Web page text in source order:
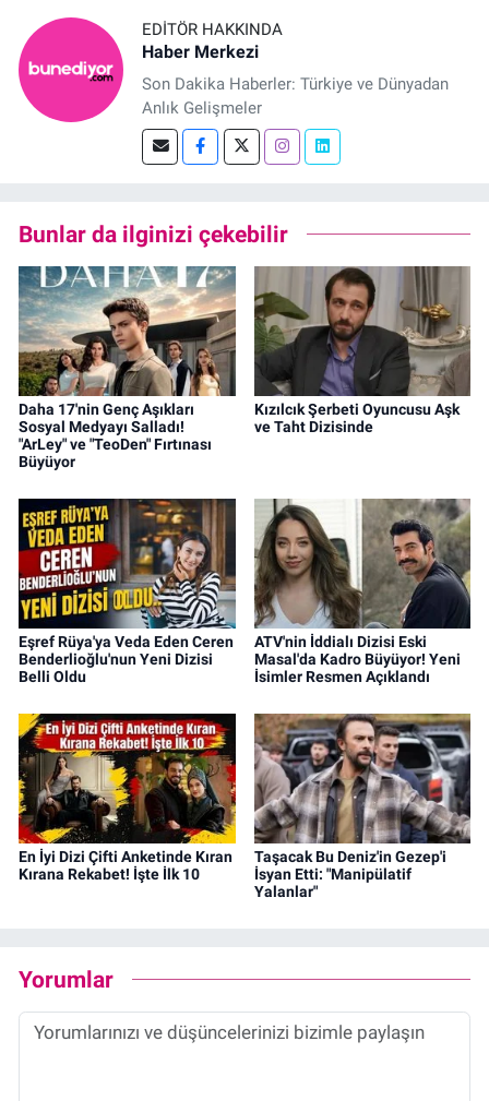
EDITÖR HAKKINDA
Haber Merkezi
Son Dakika Haberler: Türkiye ve Dünyadan
Anlık Gelişmeler
Bunlar da ilginizi çekebilir
Daha 17'nin Genç Aşıkları
Sosyal Medyayı Salladı!
"ArLey" ve "TeoDen" Fırtınası
Büyüyor
Kızılcık Şerbeti Oyuncusu Aşk
ve Taht Dizisinde
Eşref Rüya'ya Veda Eden Ceren
Benderlioğlu'nun Yeni Dizisi
Belli Oldu
ATV'nin İddialı Dizisi Eski
Masal'da Kadro Büyüyor! Yeni
İsimler Resmen Açıklandı
En İyi Dizi Çifti Anketinde Kıran
Kırana Rekabet! İşte İlk 10
Taşacak Bu Deniz'in Gezep'i
İsyan Etti: "Manipülatif
Yalanlar"
Yorumlar